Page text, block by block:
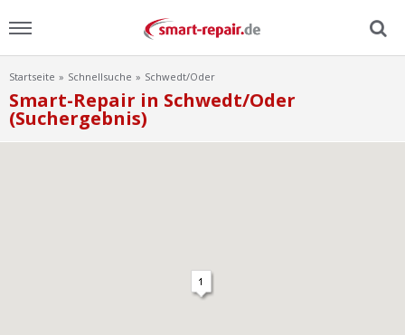
Menu
Home
Startseite Schnellsuche Schwedt/Oder
Smart-Repair in Schwedt/Oder
(Suchergebnis)